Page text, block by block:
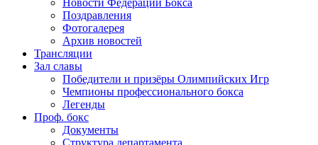
Новости Федерации Бокса
Поздравления
Фотогалерея
Архив новостей
Трансляции
Зал славы
Победители и призёры Олимпийских Игр
Чемпионы профессионального бокса
Легенды
Проф. бокс
Документы
Структура департамента